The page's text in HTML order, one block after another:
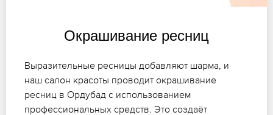
Окрашивание ресниц
Выразительные ресницы добавляют шарма, и
наш салон красоты проводит окрашивание
ресниц в Ордубад с использованием
профессиональных средств. Это создаёт